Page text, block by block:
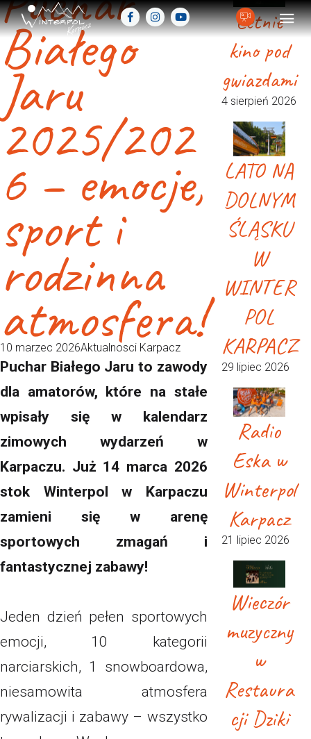
Białego
Jaru
2025/202
6 – emocje,
sport i
rodzinna
atmosfera!
10 marzec 2026Aktualnosci Karpacz
Puchar Białego Jaru to zawody
dla amatorów, które na stałe
wpisały się w kalendarz
zimowych wydarzeń w
Karpaczu. Już 14 marca 2026
stok Winterpol w Karpaczu
zamieni się w arenę
sportowych zmagań i
fantastycznej zabawy!
Jeden dzień pełen sportowych
emocji, 10 kategorii
narciarskich, 1 snowboardowa,
niesamowita atmosfera
rywalizacji i zabawy – wszystko
Letnie
kino pod
gwiazdami
4 sierpień 2026
LATO NA
DOLNYM
ŚLĄSKU
W
WINTER
POL
KARPACZ
29 lipiec 2026
Radio
Eska w
Winterpol
Karpacz
21 lipiec 2026
Wieczór
muzyczny
w
Restaura
cji Dziki